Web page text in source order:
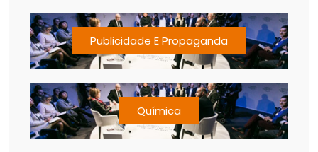
Publicidade E Propaganda
Química